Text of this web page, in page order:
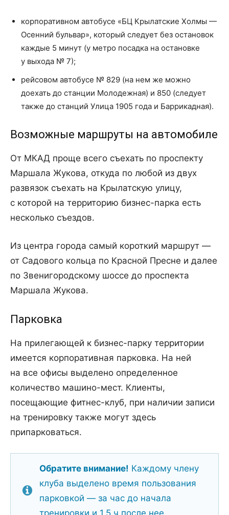
корпоративном автобусе «БЦ Крылатские Холмы —
Осенний бульвар», который следует без остановок
каждые 5 минут (у метро посадка на остановке
у выхода № 7);
рейсовом автобусе № 829 (на нем же можно
доехать до станции Молодежная) и 850 (следует
также до станций Улица 1905 года и Баррикадная).
Возможные маршруты на автомобиле
От МКАД проще всего съехать по проспекту
Маршала Жукова, откуда по любой из двух
развязок съехать на Крылатскую улицу,
с которой на территорию бизнес-парка есть
несколько съездов.
Из центра города самый короткий маршрут —
от Садового кольца по Красной Пресне и далее
по Звенигородскому шоссе до проспекта
Маршала Жукова.
Парковка
На прилегающей к бизнес-парку территории
имеется корпоративная парковка. На ней
на все офисы выделено определенное
количество машино-мест. Клиенты,
посещающие фитнес-клуб, при наличии записи
на тренировку также могут здесь
припарковаться.
Обратите внимание! Каждому члену
клуба выделено время пользования
парковкой — за час до начала